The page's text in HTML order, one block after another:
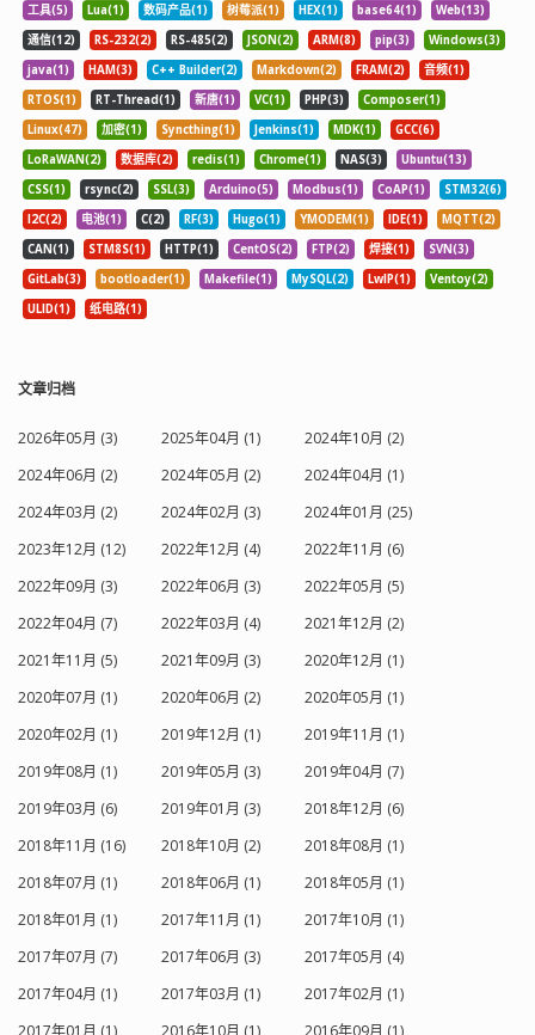
工具(5)
Lua(1) 数码产品(1) 树莓派(1) HEX(1) base64(1)
Web(13)
通信(12)
RS-232(2) RS-485(2) JSON(2) ARM(8) pip(3)
Windows(3)
java(1)
HAM(3) C++ Builder(2) Markdown(2) FRAM(2)
音频(1)
RTOS(1)
RT-Thread(1) 新唐(1) VC(1) PHP(3)
Composer(1)
Linux(47)
加密(1) Syncthing(1) Jenkins(1) MDK(1)
GCC(6)
LoRaWAN(2)
数据库(2) redis(1) Chrome(1) NAS(3)
Ubuntu(13)
CSS(1)
rsync(2) SSL(3) Arduino(5) Modbus(1) CoAP(1)
STM32(6)
I2C(2)
电池(1) C(2) RF(3) Hugo(1) YMODEM(1) IDE(1)
MQTT(2)
CAN(1)
STM8S(1) HTTP(1) CentOS(2) FTP(2) 焊接(1)
SVN(3)
GitLab(3)
bootloader(1) Makefile(1) MySQL(2) LwIP(1)
Ventoy(2)
ULID(1)
纸电路(1)
文章归档
2026年05月 (3) 2025年04月 (1)
2024年10月 (2)
2024年06月 (2)
2024年05月 (2)
2024年04月 (1)
2024年03月 (2)
2024年02月 (3)
2024年01月 (25)
2023年12月 (12)
2022年12月 (4)
2022年11月 (6)
2022年09月 (3)
2022年06月 (3)
2022年05月 (5)
2022年04月 (7)
2022年03月 (4)
2021年12月 (2)
2021年11月 (5)
2021年09月 (3)
2020年12月 (1)
2020年07月 (1)
2020年06月 (2)
2020年05月 (1)
2020年02月 (1)
2019年12月 (1)
2019年11月 (1)
2019年08月 (1)
2019年05月 (3)
2019年04月 (7)
2019年03月 (6)
2019年01月 (3)
2018年12月 (6)
2018年11月 (16)
2018年10月 (2)
2018年08月 (1)
2018年07月 (1)
2018年06月 (1)
2018年05月 (1)
2018年01月 (1)
2017年11月 (1)
2017年10月 (1)
2017年07月 (7)
2017年06月 (3)
2017年05月 (4)
2017年04月 (1)
2017年03月 (1)
2017年02月 (1)
2017年01月 (1)
2016年10月 (1) 2016年09月 (1)